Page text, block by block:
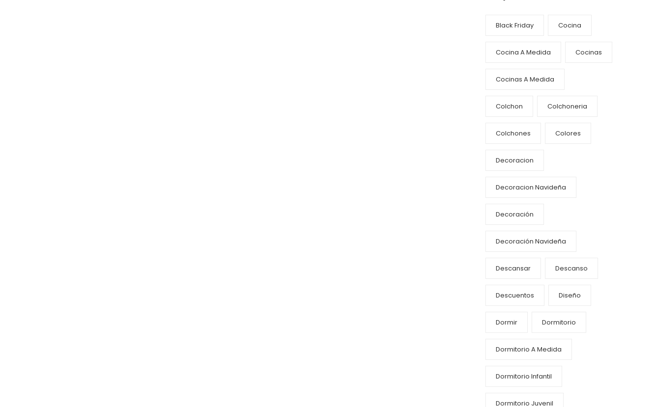
Black Friday Cocina
Cocina A Medida Cocinas
Cocinas A Medida
Colchon Colchoneria
Colchones Colores
Decoracion
Decoracion Navideña
Decoración
Decoración Navideña
Descansar Descanso
Descuentos Diseño
Dormir Dormitorio
Dormitorio A Medida
Dormitorio Infantil
Dormitorio Juvenil